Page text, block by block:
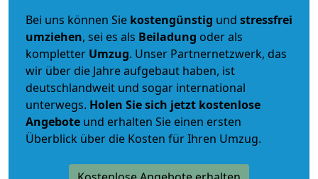
Bei uns können Sie kostengünstig und stressfrei
umziehen, sei es als Beiladung oder als
kompletter Umzug. Unser Partnernetzwerk, das
wir über die Jahre aufgebaut haben, ist
deutschlandweit und sogar international
unterwegs. Holen Sie sich jetzt kostenlose
Angebote und erhalten Sie einen ersten
Überblick über die Kosten für Ihren Umzug.